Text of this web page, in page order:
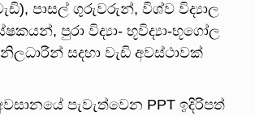
පාසල් ගුරුවරුන්, විශ්ව විද්‍යාල
පුරා විද්‍යා- භූවිද්‍යා-භූගෝල
නිලධාරීන් සදහා වැඩි අවස්ථාවක්
පැවැත්වෙන PPT ඉදිරිපත්